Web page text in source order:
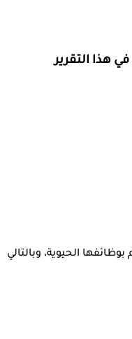
هذا التقرير
الحيوية، وبالتالي